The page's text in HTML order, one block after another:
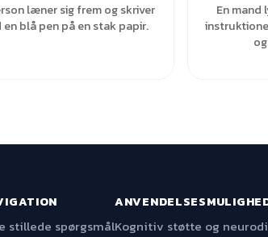
læner sig frem og skriver
en blå pen på en stak papir.
En
stillede spørgsmålKognitiv støtte og